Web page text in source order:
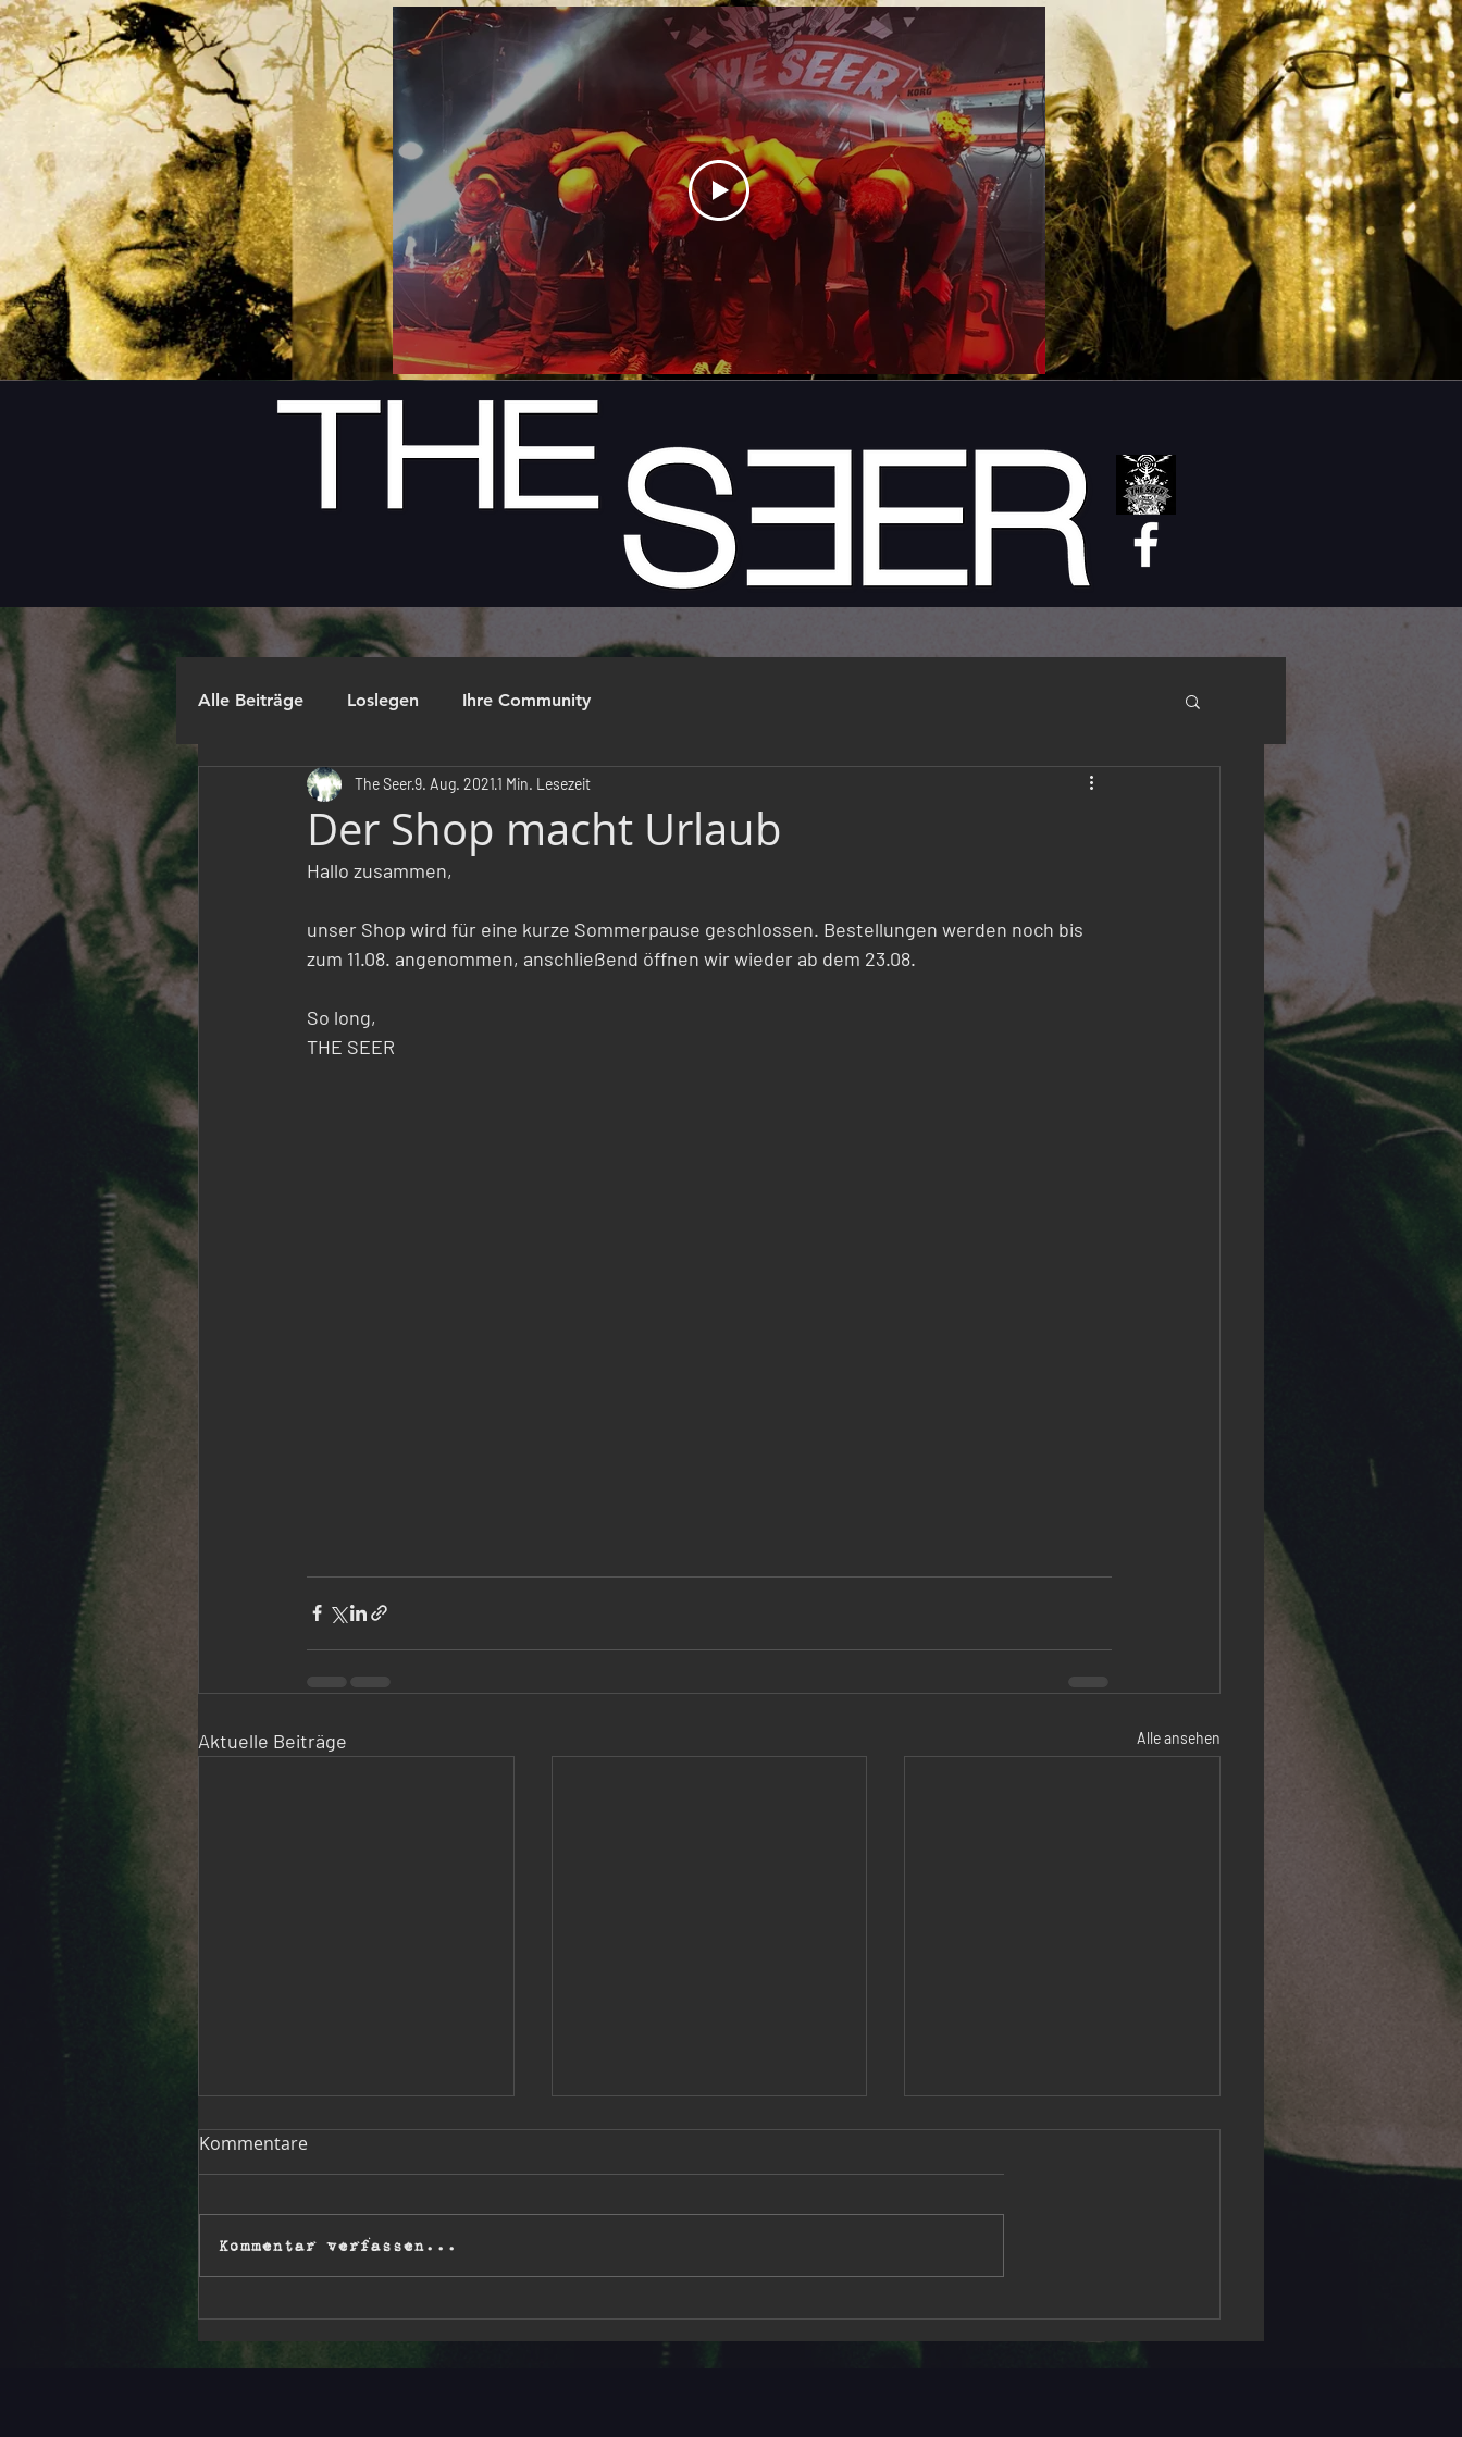
Alle Beiträge Loslegen Ihre Community
Der Shop macht Urlaub
The Seer9. Aug. 20211 Min. Lesezeit
Hallo zusammen,
unser Shop wird für eine kurze Sommerpause geschlossen. Bestellungen werden noch bis
zum 11.08. angenommen, anschließend öffnen wir wieder ab dem 23.08.
So long,
THE SEER
Aktuelle Beiträge Alle ansehen
Gig in Bad Rappenau
leider kurzfristig
krankheitsbedingt absagen! Aber
Celebrating OWN WORLD
Kommentare
Kommentar verfassen...